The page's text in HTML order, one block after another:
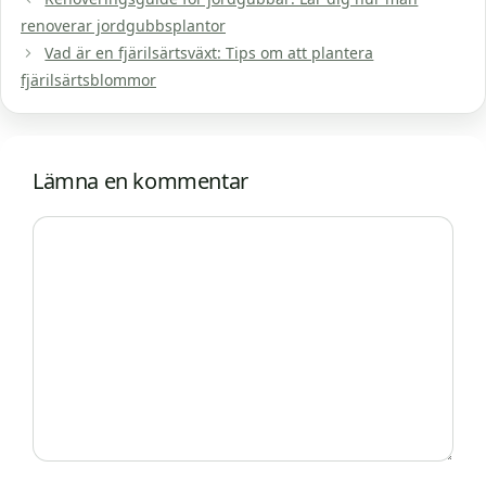
renoverar jordgubbsplantor
Vad är en fjärilsärtsväxt: Tips om att plantera
fjärilsärtsblommor
Lämna en kommentar
Kommentar